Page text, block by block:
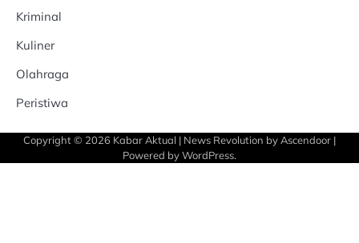
Kriminal
Kuliner
Olahraga
Peristiwa
Copyright © 2026 Kabar Aktual | News Revolution by Ascendoor |
Powered byWordPress.